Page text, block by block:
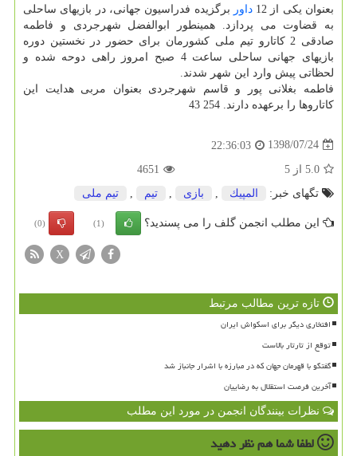
بعنوان یكی از 12
داور برگزیده فدراسیون جهانی، در بازیهای ساحلی
به قضاوت می پردازد. همینطور ابوالفضل شهرجردی و فاطمه
صادقی 2 كاتارو تیم ملی كشورمان برای حضور در نخستین دوره
بازیهای جهانی ساحلی ساعت 4 صبح امروز راهی دوحه شده و
لحظاتی پیش وارد این شهر شدند.
فاطمه بغلانی پور و قاسم شهرجردی بعنوان مربی هدایت این
كاتاروها را برعهده دارند. 254 43
1398/07/24
22:36:03
5.0 از 5
4651
تگهای خبر:
المپیك بازی تیم تیم ملی
این مطلب انجمن گلف را می پسندید؟ (1)
(0)
X
تازه ترین مطالب مرتبط
افتخاری دیگر برای اسکواش ایران
توقع از تارتار بالاست
گفتگو با قهرمان جهان که در مبارزه با اشرار جانباز شد
آخرین فرصت استقلال به رضاییان
نظرات بینندگان انجمن در مورد این مطلب
لطفا شما همنظر دهید